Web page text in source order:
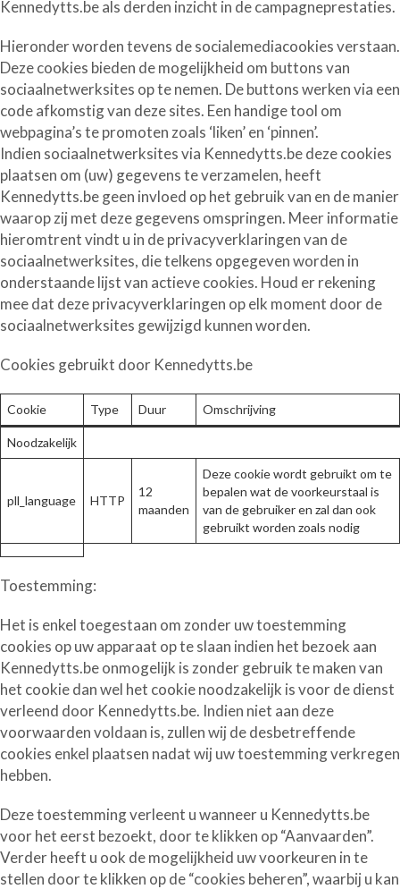
Kennedytts.be als derden inzicht in de campagneprestaties.
Hieronder worden tevens desocialemediacookiesverstaan.
Deze cookies bieden de mogelijkheid om buttons van
sociaalnetwerksites op te nemen. De buttons werken via een
code afkomstig van deze sites. Een handige tool om
webpagina’s te promoten zoals ‘liken’ en ‘pinnen’.
Indien sociaalnetwerksites via Kennedytts.be deze cookies
plaatsen om (uw) gegevens te verzamelen, heeft
Kennedytts.be geen invloed op het gebruik van en de manier
waarop zij met deze gegevens omspringen. Meer informatie
hieromtrent vindt u in de privacyverklaringen van de
sociaalnetwerksites, die telkens opgegeven worden in
onderstaande lijst van actieve cookies. Houd er rekening
mee dat deze privacyverklaringen op elk moment door de
sociaalnetwerksites gewijzigd kunnen worden.
Cookies gebruikt door Kennedytts.be
Cookie Type Duur Omschrijving
Noodzakelijk
pll_language HTTP
12
maanden
Deze cookie wordt gebruikt om te
bepalen wat de voorkeurstaal is
van de gebruiker en zal dan ook
gebruikt worden zoals nodig
Toestemming:
Het is enkel toegestaan om zonder uw toestemming
cookies op uw apparaat op te slaan indien het bezoek aan
Kennedytts.be onmogelijk is zonder gebruik te maken van
het cookie dan wel het cookie noodzakelijk is voor de dienst
verleend door Kennedytts.be. Indien niet aan deze
voorwaarden voldaan is, zullen wij de desbetreffende
cookies enkel plaatsen nadat wij uw toestemming verkregen
hebben.
Deze toestemming verleent u wanneer u Kennedytts.be
voor het eerst bezoekt, door te klikken op “Aanvaarden”.
Verder heeft u ook de mogelijkheid uw voorkeuren in te
stellen door te klikken op de “cookies beheren”, waarbij u kan